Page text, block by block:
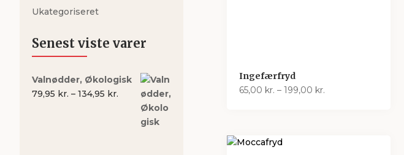
Ingefærfryd
65,00 kr. – 199,00 kr.Prisinterval:
Ukategoriseret
Senest viste varer
Valnødder, Økologisk
79,95 kr. – 134,95 kr. Prisinterval:
79,95 kr.